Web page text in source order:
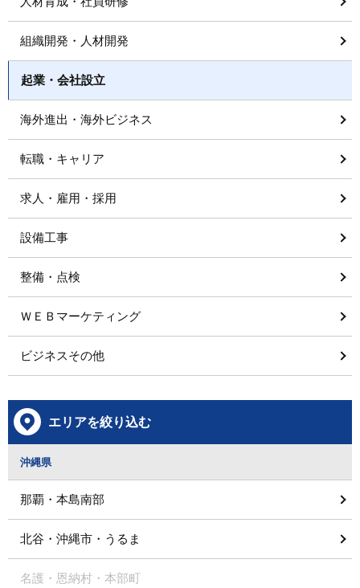
組織開発・人材開発
起業・会社設立
海外進出・海外ビジネス
転職・キャリア
求人・雇用・採用
設備工事
整備・点検
ＷＥＢマーケティング
ビジネスその他
エリアを絞り込む
沖縄県
那覇・本島南部
北谷・沖縄市・うるま
名護・恩納村・本部町